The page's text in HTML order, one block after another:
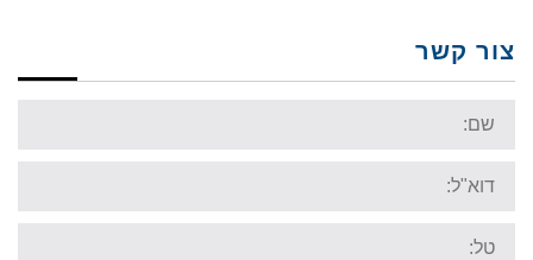
צור קשר